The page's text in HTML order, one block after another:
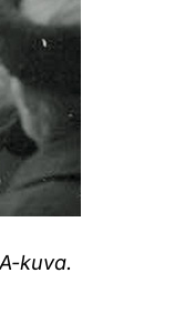
kuva.